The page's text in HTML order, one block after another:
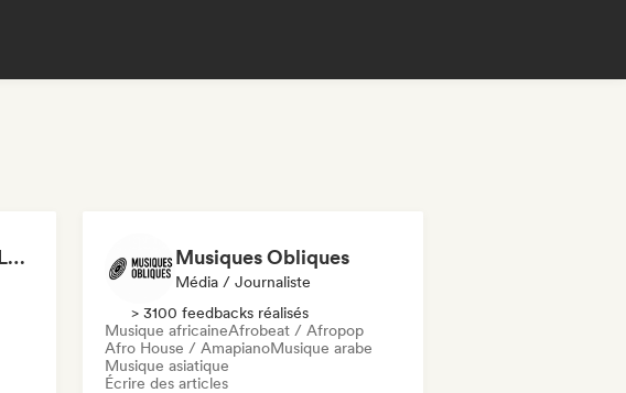
Radio Krimi Station (La Radio) Musiques Obliques
Média / Journaliste
> 3100 feedbacks réalisés
Musique africaineAfrobeat / Afropop
Afro House / AmapianoMusique arabe
Musique asiatique
Écrire des articles